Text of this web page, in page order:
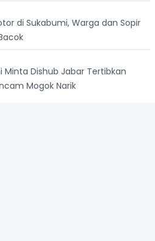
di Sukabumi, Warga dan Sopir
Minta Dishub Jabar Tertibkan
Mogok Narik